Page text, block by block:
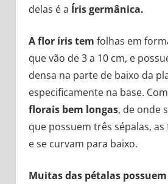
delas é a Íris germânica.
A flor íris tem folhas em
que vão de 3 a 10 cm, e
densa na parte de baixo da
especificamente na base. Com
florais bem longas, de onde
que possuem três sépalas,
e se curvam para baixo.
Muitas das pétalas